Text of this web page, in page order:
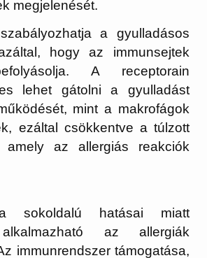
megjelenését.
a gyulladásos
hogy az immunsejtek
A receptorain
lehet gátolni a gyulladást
mint a makrofágok
ezáltal csökkentve a túlzott
amely az allergiás reakciók
sokoldalú hatásai miatt
az allergiák
immunrendszer támogatása,